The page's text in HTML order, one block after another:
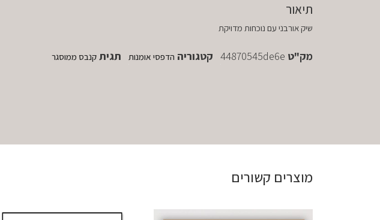
תיאור
שיק אורבני עם נוכחות מדויקת
מק"ט 44870545de6e קטגוריה הדפסי אומנות תגית קנבס ממוסגר
מוצרים קשורים